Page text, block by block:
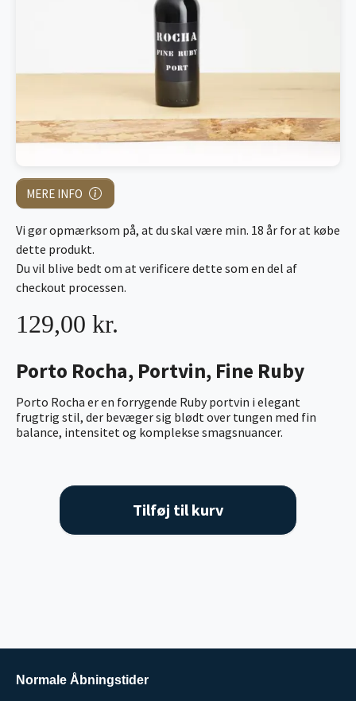
MERE INFO
Porto Rocha, Portvin, Fine Ruby
Porto Rocha er en forrygende Ruby portvin i elegant
frugtrig stil, der bevæger sig blødt over tungen med fin
balance, intensitet og komplekse smagsnuancer.
129,00 kr.
Vi gør opmærksom på, at du skal være min. 18 år for at købe
dette produkt.
Du vil blive bedt om at verificere dette som en del af
checkout processen.
Tilføj til kurv
Normale Åbningstider